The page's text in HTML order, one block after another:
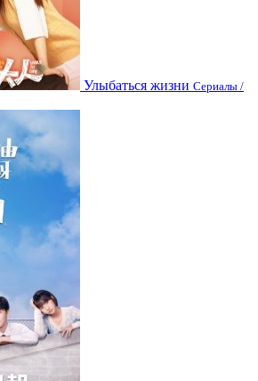
Улыбаться жизни Сериалы /